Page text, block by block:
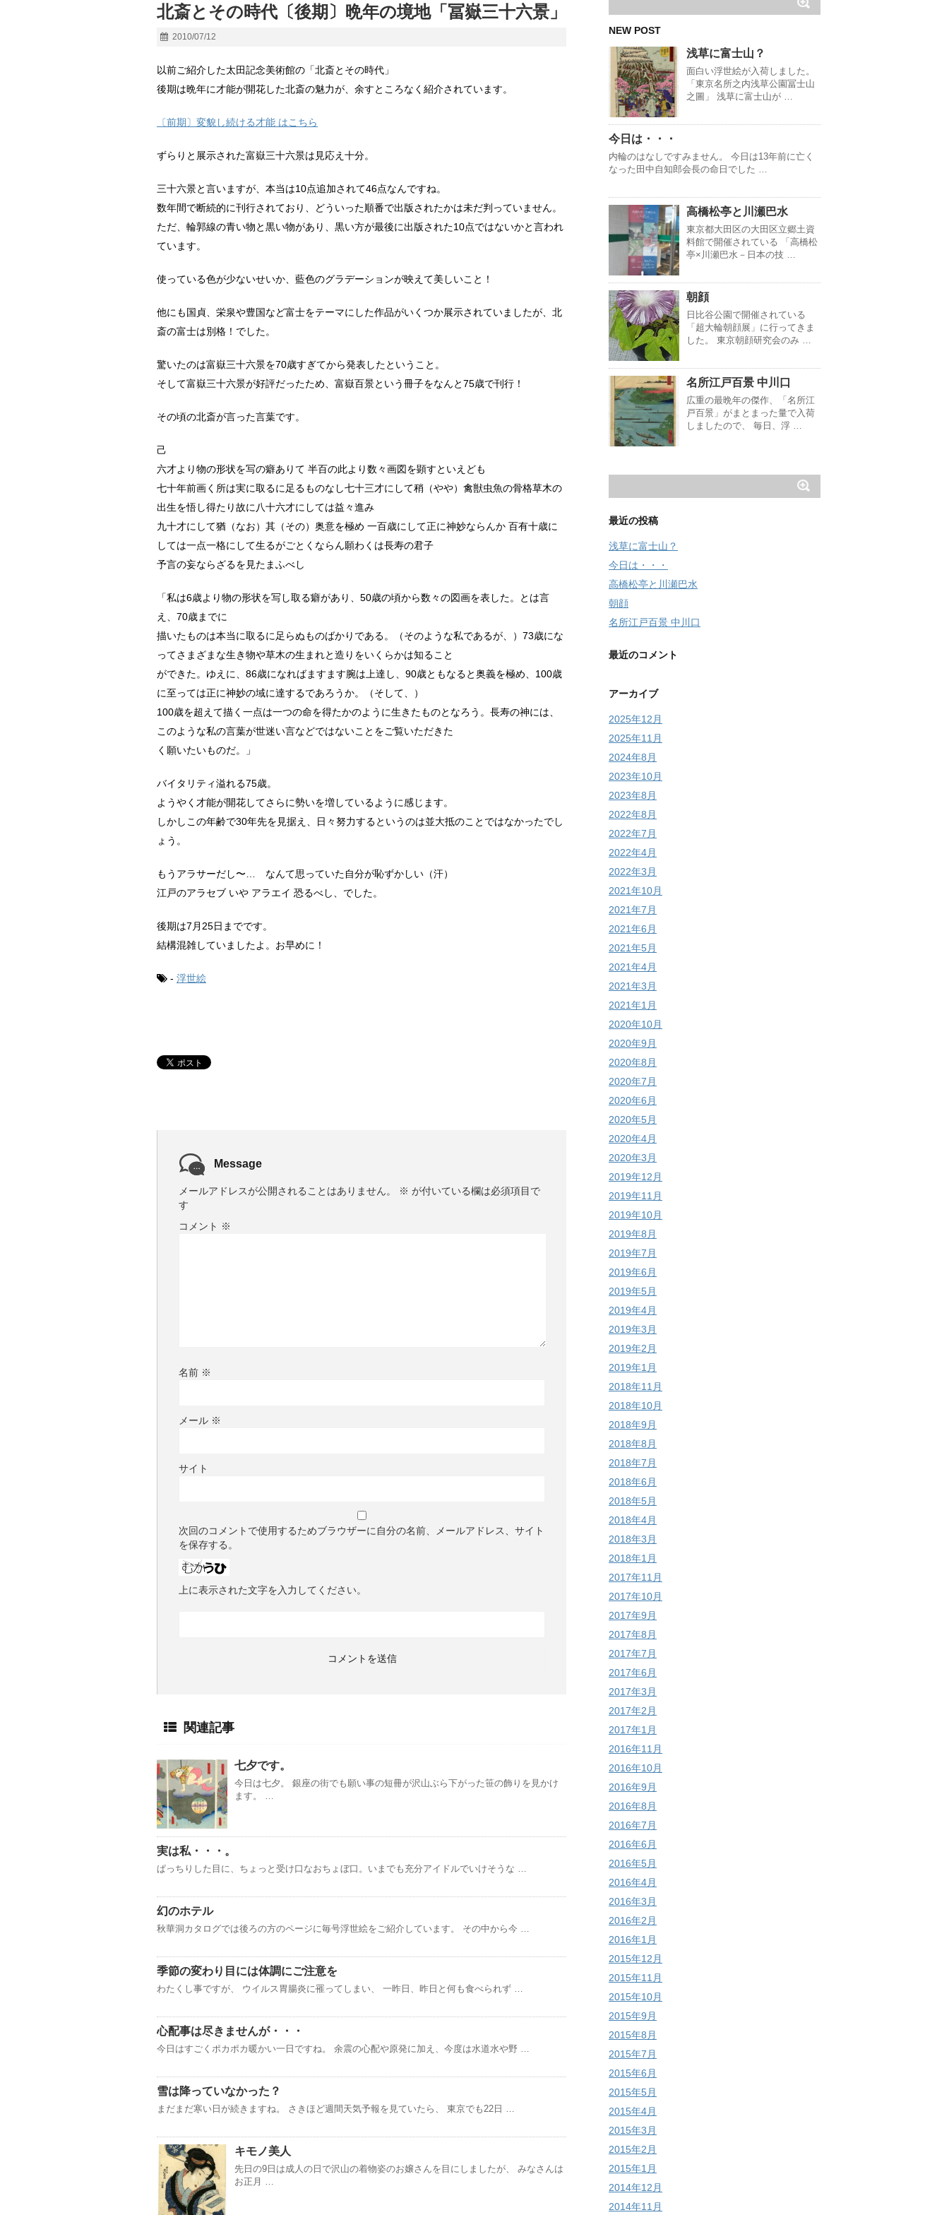
北斎とその時代〔後期〕晩年の境地「冨嶽三十六景」
2010/07/12
以前ご紹介した太田記念美術館の「北斎とその時代」
後期は晩年に才能が開花した北斎の魅力が、余すところなく紹介されています。
〔前期〕変貌し続ける才能 はこちら
ずらりと展示された富嶽三十六景は見応え十分。
三十六景と言いますが、本当は10点追加されて46点なんですね。
数年間で断続的に刊行されており、どういった順番で出版されたかは未だ判っていません。
ただ、輪郭線の青い物と黒い物があり、黒い方が最後に出版された10点ではないかと言われ
ています。
使っている色が少ないせいか、藍色のグラデーションが映えて美しいこと！
他にも国貞、栄泉や豊国など富士をテーマにした作品がいくつか展示されていましたが、北
斎の富士は別格！でした。
驚いたのは富嶽三十六景を70歳すぎてから発表したということ。
そして富嶽三十六景が好評だったため、富嶽百景という冊子をなんと75歳で刊行！
その頃の北斎が言った言葉です。
己
六才より物の形状を写の癖ありて 半百の此より数々画図を顕すといえども
七十年前画く所は実に取るに足るものなし七十三才にして稍（やや）禽獣虫魚の骨格草木の
出生を悟し得たり故に八十六才にしては益々進み
九十才にして猶（なお）其（その）奥意を極め 一百歳にして正に神妙ならんか 百有十歳に
しては一点一格にして生るがごとくならん願わくは長寿の君子
予言の妄ならざるを見たまふべし
「私は6歳より物の形状を写し取る癖があり、50歳の頃から数々の図画を表した。とは言
え、70歳までに
描いたものは本当に取るに足らぬものばかりである。（そのような私であるが、）73歳にな
ってさまざまな生き物や草木の生まれと造りをいくらかは知ること
ができた。ゆえに、86歳になればますます腕は上達し、90歳ともなると奥義を極め、100歳
に至っては正に神妙の域に達するであろうか。（そして、）
100歳を超えて描く一点は一つの命を得たかのように生きたものとなろう。長寿の神には、
このような私の言葉が世迷い言などではないことをご覧いただきた
く願いたいものだ。」
バイタリティ溢れる75歳。
ようやく才能が開花してさらに勢いを増しているように感じます。
しかしこの年齢で30年先を見据え、日々努力するというのは並大抵のことではなかったでし
ょう。
もうアラサーだし〜… なんて思っていた自分が恥ずかしい（汗）
江戸のアラセブ いや アラエイ 恐るべし、でした。
後期は7月25日までです。
結構混雑していましたよ。お早めに！
- 浮世絵
Message
メールアドレスが公開されることはありません。 ※ が付いている欄は必須項目で
す
コメント ※
名前 ※
メール ※
サイト
次回のコメントで使用するためブラウザーに自分の名前、メールアドレス、サイト
を保存する。
上に表示された文字を入力してください。
関連記事
七夕です。
今日は七夕。 銀座の街でも願い事の短冊が沢山ぶら下がった笹の飾りを見かけ
ます。 …
実は私・・・。
ぱっちりした目に、ちょっと受け口なおちょぼ口。いまでも充分アイドルでいけそうな …
幻のホテル
秋華洞カタログでは後ろの方のページに毎号浮世絵をご紹介しています。 その中から今 …
季節の変わり目には体調にご注意を
わたくし事ですが、 ウイルス胃腸炎に罹ってしまい、 一昨日、昨日と何も食べられず …
心配事は尽きませんが・・・
今日はすごくポカポカ暖かい一日ですね。 余震の心配や原発に加え、今度は水道水や野 …
雪は降っていなかった？
まだまだ寒い日が続きますね。 さきほど週間天気予報を見ていたら、 東京でも22日 …
キモノ美人
先日の9日は成人の日で沢山の着物姿のお嬢さんを目にしましたが、 みなさんは
お正月 …
NEW POST
浅草に富士山？
面白い浮世絵が入荷しました。
「東京名所之内浅草公園冨士山
之圖」 浅草に富士山が …
今日は・・・
内輪のはなしですみません。 今日は13年前に亡く
なった田中自知郎会長の命日でした …
高橋松亭と川瀬巴水
東京都大田区の大田区立郷土資
料館で開催されている 「高橋松
亭×川瀬巴水－日本の技 …
朝顔
日比谷公園で開催されている
「超大輪朝顔展」に行ってきま
した。 東京朝顔研究会のみ …
名所江戸百景 中川口
広重の最晩年の傑作、「名所江
戸百景」がまとまった量で入荷
しましたので、 毎日、浮 …
最近の投稿
浅草に富士山？
今日は・・・
高橋松亭と川瀬巴水
朝顔
名所江戸百景 中川口
最近のコメント
アーカイブ
2025年12月
2025年11月
2024年8月
2023年10月
2023年8月
2022年8月
2022年7月
2022年4月
2022年3月
2021年10月
2021年7月
2021年6月
2021年5月
2021年4月
2021年3月
2021年1月
2020年10月
2020年9月
2020年8月
2020年7月
2020年6月
2020年5月
2020年4月
2020年3月
2019年12月
2019年11月
2019年10月
2019年8月
2019年7月
2019年6月
2019年5月
2019年4月
2019年3月
2019年2月
2019年1月
2018年11月
2018年10月
2018年9月
2018年8月
2018年7月
2018年6月
2018年5月
2018年4月
2018年3月
2018年1月
2017年11月
2017年10月
2017年9月
2017年8月
2017年7月
2017年6月
2017年3月
2017年2月
2017年1月
2016年11月
2016年10月
2016年9月
2016年8月
2016年7月
2016年6月
2016年5月
2016年4月
2016年3月
2016年2月
2016年1月
2015年12月
2015年11月
2015年10月
2015年9月
2015年8月
2015年7月
2015年6月
2015年5月
2015年4月
2015年3月
2015年2月
2015年1月
2014年12月
2014年11月